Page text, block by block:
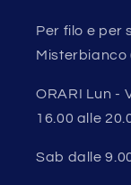
Per filo e per
Misterbianco
ORARI Lun -
16.00 alle
Sab dalle